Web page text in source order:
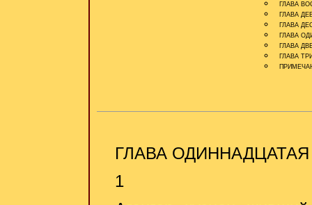
ГЛАВА
ГЛАВА
ГЛАВА
ГЛАВА
ГЛАВА
ГЛАВА
ГЛАВА ОДИННАДЦАТАЯ
1